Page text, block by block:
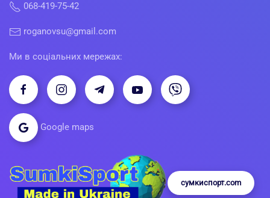
068-419-75-42
roganovsu@gmail.com
Ми в соціальних мережах:
Google maps
сумкиспорт.com